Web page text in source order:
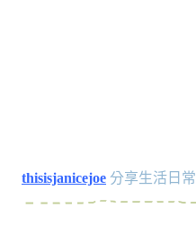
thisisjanicejoe 分享生活日常